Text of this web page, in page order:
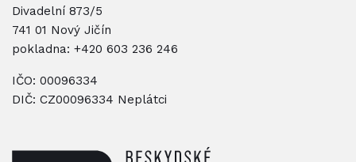
Divadelní 873/5
741 01 Nový Jičín
pokladna: +420 603 236 246
IČO: 00096334
DIČ: CZ00096334 Neplátci